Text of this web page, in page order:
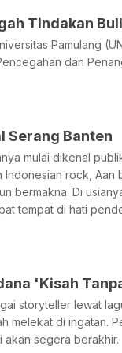
Tindakan
Pamulang
dan
Serang Banten
mulai dikenal
rock, Aan
bermakna. Di
tempat di hati
'Kisah
storyteller lewat
melekat di ingatan.
akan segera berakhir.